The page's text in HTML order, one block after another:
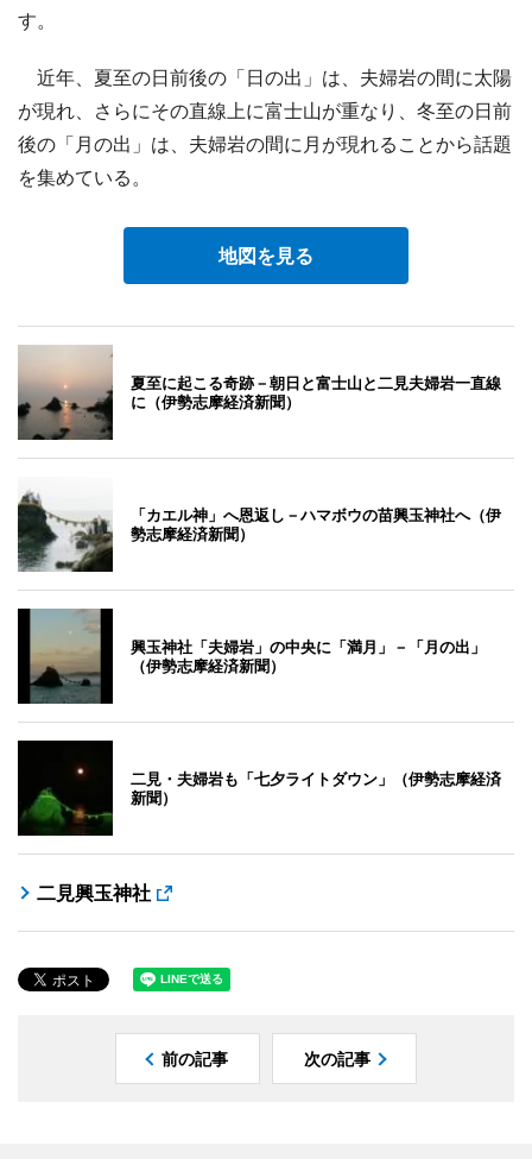
す。
近年、夏至の日前後の「日の出」は、夫婦岩の間に太陽
が現れ、さらにその直線上に富士山が重なり、冬至の日前
後の「月の出」は、夫婦岩の間に月が現れることから話題
を集めている。
地図を見る
夏至に起こる奇跡－朝日と富士山と二見夫婦岩一直線
に（伊勢志摩経済新聞）
「カエル神」へ恩返し－ハマボウの苗興玉神社へ（伊
勢志摩経済新聞）
興玉神社「夫婦岩」の中央に「満月」－「月の出」
（伊勢志摩経済新聞）
二見・夫婦岩も「七夕ライトダウン」（伊勢志摩経済
新聞）
二見興玉神社
前の記事 次の記事